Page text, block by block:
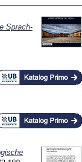
Sprach-